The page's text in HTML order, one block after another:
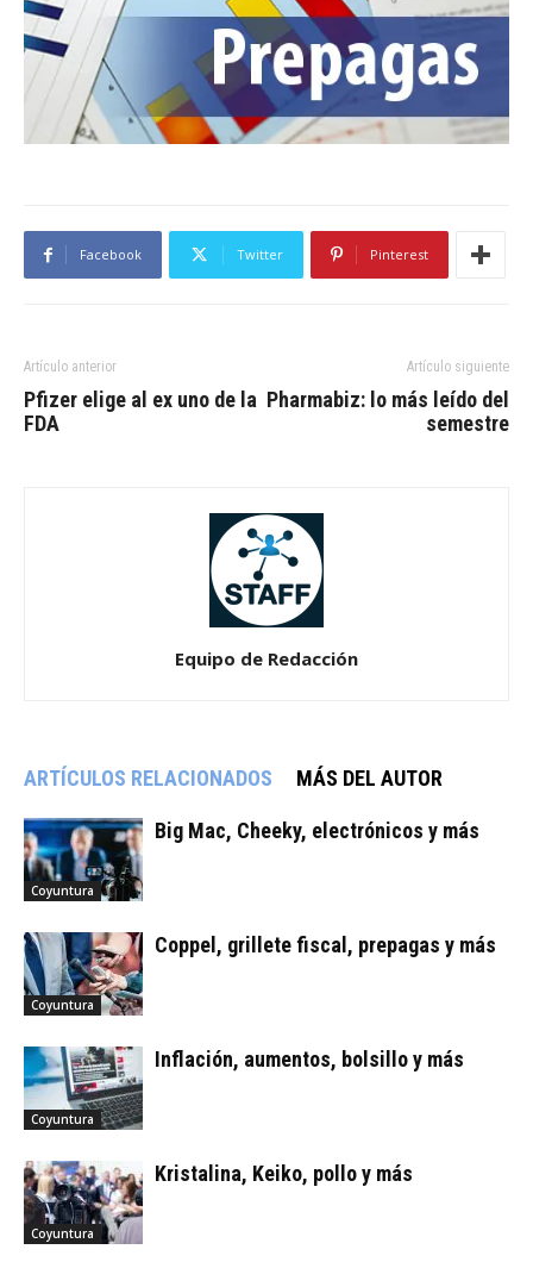
Facebook Twitter Pinterest
Artículo anterior
Pfizer elige al ex uno de la
FDA
Artículo siguiente
Pharmabiz: lo más leído del
semestre
Equipo de Redacción
ARTÍCULOS RELACIONADOS MÁS DEL AUTOR
Coyuntura
Big Mac, Cheeky, electrónicos y más
Coyuntura
Coppel, grillete fiscal, prepagas y más
Coyuntura
Inflación, aumentos, bolsillo y más
Coyuntura
Kristalina, Keiko, pollo y más